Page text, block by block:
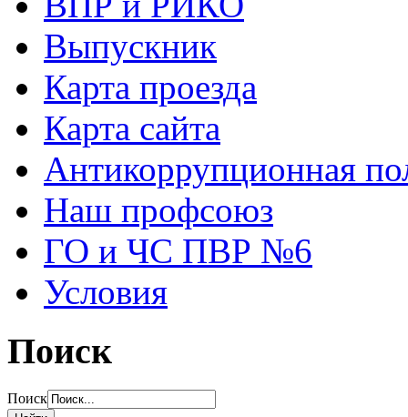
Выпускник
Карта проезда
Карта сайта
Антикоррупционная
Наш профсоюз
ГО и ЧС ПВР №6
Условия
Поиск
Поиск